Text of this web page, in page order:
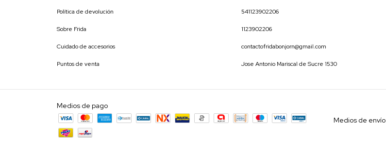
Política de devolución
Sobre Frida
Cuidado de accesorios
Puntos de venta
541123902206
1123902206
contactofridabonjorn@gmail.com
Jose Antonio Mariscal de Sucre 1530
Medios de pago
Medios de envío